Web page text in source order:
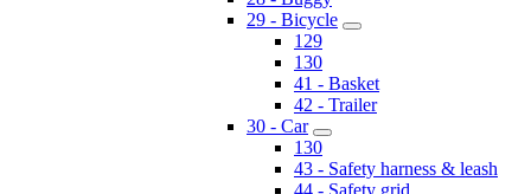
29 - Bicycle
129
130
41 - Basket
42 - Trailer
30 - Car
130
43 - Safety harness & leash
44 - Safety grid